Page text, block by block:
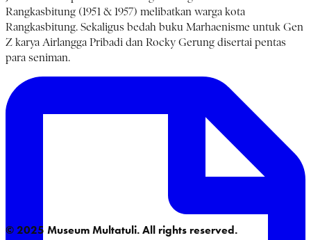
Rangkasbitung (1951 & 1957) melibatkan warga kota
Rangkasbitung. Sekaligus bedah buku Marhaenisme untuk Gen
Z karya Airlangga Pribadi dan Rocky Gerung disertai pentas
para seniman.
© 2025 Museum Multatuli. All rights reserved.